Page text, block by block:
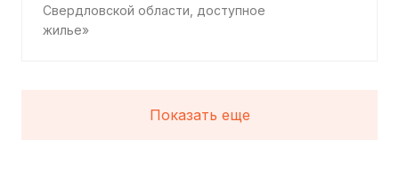
Свердловской области, доступное
жилье»
Показать еще